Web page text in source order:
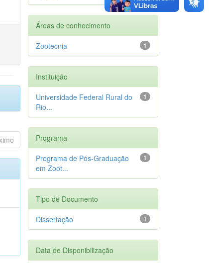
Áreas de conhecimento
1
Zootecnia
Instituição
1
Universidade Federal Rural do
Rio...
Programa
1
Programa de Pós-Graduação
em Zoot...
Tipo de Documento
1
Dissertação
Data de Disponibilização